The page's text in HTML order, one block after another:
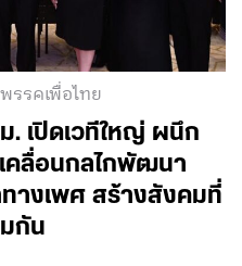
รรคเพื่อไทย
. เปิดเวทีใหญ่ ผนึก
คลื่อนกลไกพัฒนา
างเพศ สร้างสังคมที่
กัน